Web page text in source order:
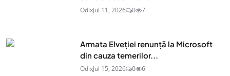
OdixJul 11, 2026 0 7
Armata Elveției renunță la Microsoft
din cauza temerilor...
OdixJul 15, 2026 0 6